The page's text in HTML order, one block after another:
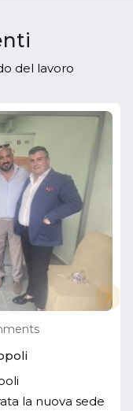
del lavoro
la nuova sede